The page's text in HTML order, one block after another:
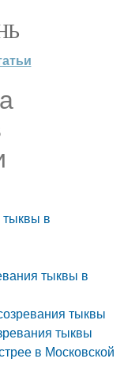
тыквы в
тыквы в
тыквы
тыквы
в Московской